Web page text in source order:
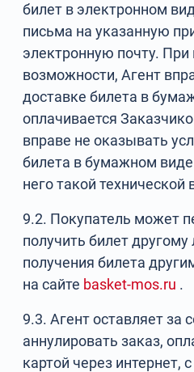
билет в электронном
письма на указанную
электронную почту. При
возможности, Агент
доставке билета в
оплачивается
вправе не оказывать
билета в бумажном виде
него такой
9.2. Покупатель может
получить билет
получения билета
на сайте basket-mos.ru .
9.3. Агент оставляет за
аннулировать заказ,
картой через интернет,